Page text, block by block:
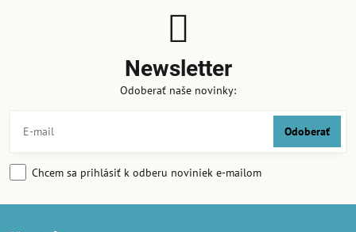
Newsletter
Odoberať naše novinky:
Odoberať
Chcem sa prihlásiť k odberu noviniek e-mailom